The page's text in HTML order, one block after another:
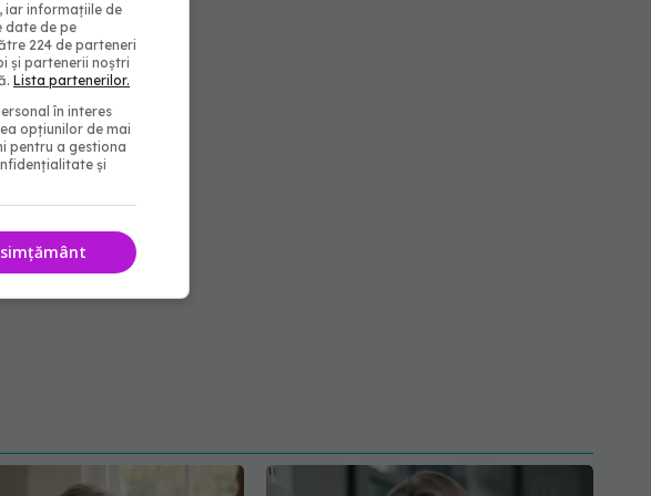
muncă.
de simplu",
de
cu
aceste
iar informațiile de
date de pe
224 de parteneri
și partenerii noștri
Lista partenerilor.
în interes
opțiunilor de mai
pentru a gestiona
și